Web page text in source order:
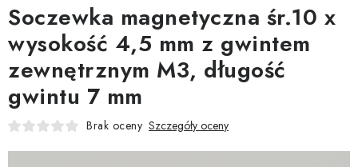
MAGNETYCZNE POMOCE
MAGNESY PRZEMYSŁOWE
INNE MAGNESY
Soczewka magnetyczna śr.10 x
wysokość 4,5 mm z gwintem
zewnętrznym M3, długość
gwintu 7 mm
Brak oceny Szczegóły oceny